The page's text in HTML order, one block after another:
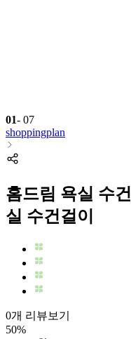
01- 07
shoppingplan
홈드림 욕실 수
실 수건걸이
0개 리뷰보기
50%